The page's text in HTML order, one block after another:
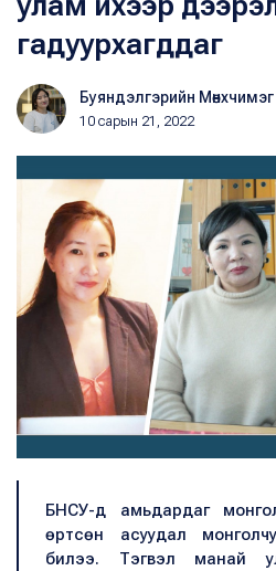
гадуурхагддаг
Буяндэлгэрийн Мөнхчимэг
10 сарын 21, 2022
БНСУ-д амьдардаг
өртсөн асуудал
билээ. Тэгвэл манай